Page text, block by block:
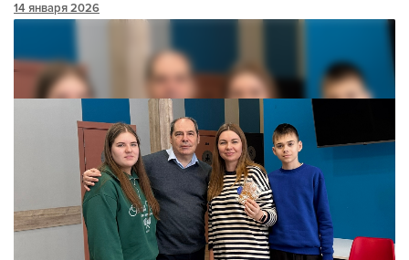
14 января 2026